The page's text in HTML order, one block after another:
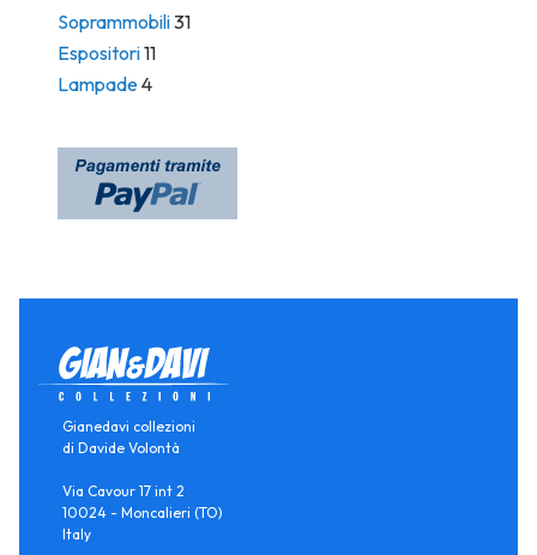
Soprammobili31
Espositori11
Lampade4
Gianedavi collezioni
di Davide Volontà
Via Cavour 17 int 2
10024 - Moncalieri (TO)
Italy